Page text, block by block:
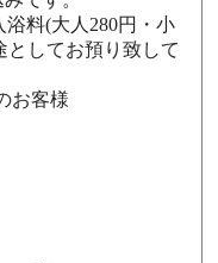
料(大人280円・小
としてお預り致して
お客様